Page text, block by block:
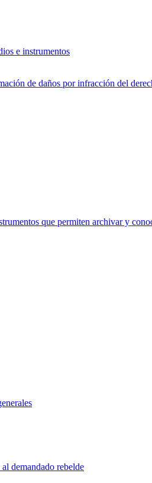
e instrumentos
de daños por infracción del
que permiten archivar y
demandado rebelde